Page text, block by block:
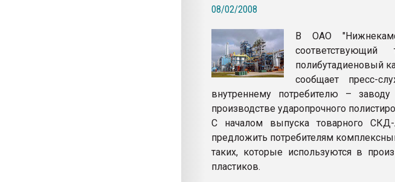
ПЕРЕЙТИ НА ФОРУМ
08/02/2008
В ОАО
соответствующий
полибутадиеновый
сообщает пресс-
внутреннему потребителю –
производстве ударопрочного
С началом выпуска товарного
предложить потребителям
таких, которые используются в
пластиков.